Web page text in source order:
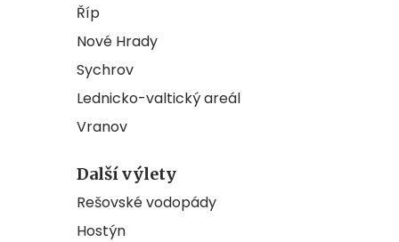
Říp
Nové Hrady
Sychrov
Lednicko-valtický areál
Vranov
Další výlety
Rešovské vodopády
Hostýn